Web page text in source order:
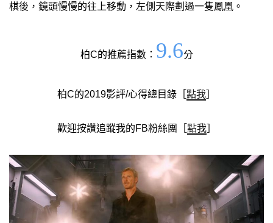
棋後，鏡頭慢慢的往上移動，左側天際劃過一隻鳳凰。
柏C的推薦指數： 9.6分
柏C的2019影評/心得總目錄［ 點我
歡迎按讚追蹤我的FB粉絲團［ 點我］